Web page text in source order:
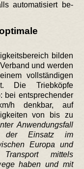
automatisiert be-
bilden
und werden
vollständigen
Die Triebköpfe
bei entsprechender
h denkbar, auf
von bis zu
Anwendungsfall
Einsatz im
Europa und
mittels
haben und mit